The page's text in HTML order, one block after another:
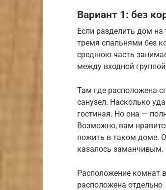
Вариант 1: без
Если разделить дом на
тремя спальнями без
среднюю часть
между входной
Там где расположена
санузел. Насколько
гостиная. Но она —
Возможно, вам
пожить в таком доме.
казалось заманчивым.
Расположение комнат
расположена отдельно